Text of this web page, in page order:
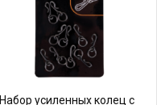
Набор усиленных колец с